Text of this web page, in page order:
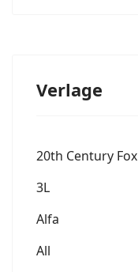
Verlage
20th Century Fox
3L
Alfa
All